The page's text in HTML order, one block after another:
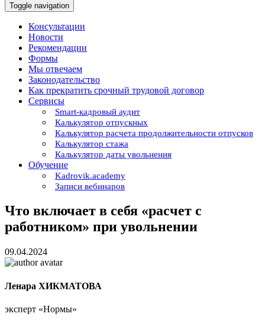
Toggle navigation
Консультации
Новости
Рекомендации
Формы
Мы отвечаем
Законодательство
Как прекратить срочный трудовой договор
Сервисы
Smart-кадровый аудит
Калькулятор отпускных
Калькулятор расчета продолжительности отпусков
Калькулятор стажа
Калькулятор даты увольнения
Обучение
Kadrovik.academy
Записи вебинаров
Что включает в себя «расчет с
работником» при увольнении
09.04.2024
Ленара ХИКМАТОВА
эксперт «Нормы»